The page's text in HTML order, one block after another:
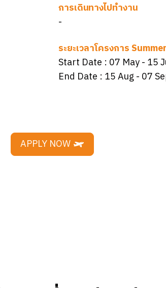
การเดินทางไปทำงาน
-
ระยะเวลาโครงการ
Start Date : 07 May- 15
End Date : 15 Aug- 07
APPLY NOW